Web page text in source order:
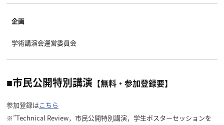
企画
学術講演会運営委員会
■市民公開特別講演 【無料・参加登録要】
参加登録はこちら
※”Technical Review，市民公開特別講演，学生ポスターセッションを